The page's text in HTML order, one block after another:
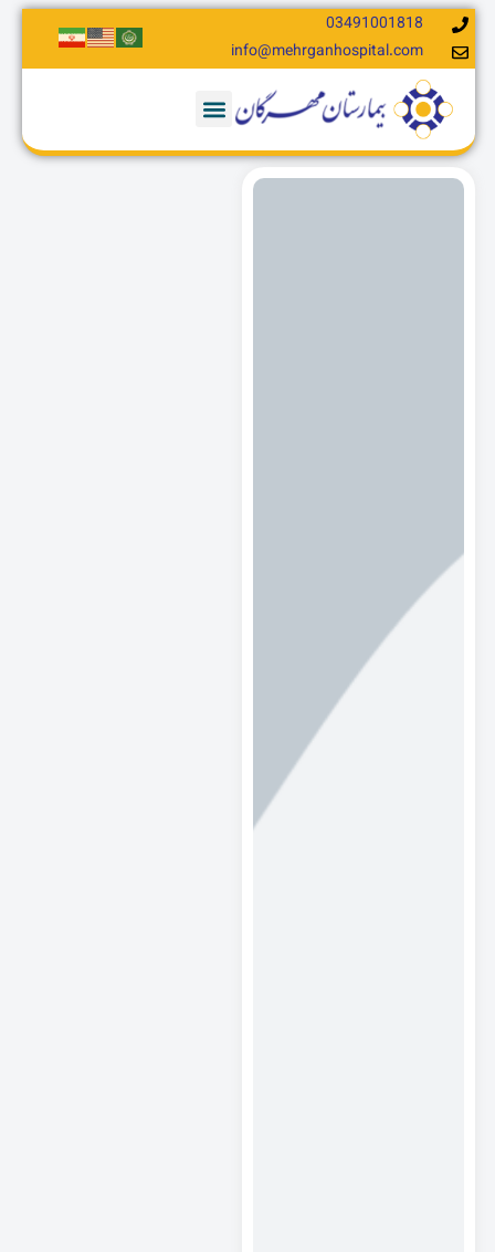
03491001818
info@mehrganhospital.com​